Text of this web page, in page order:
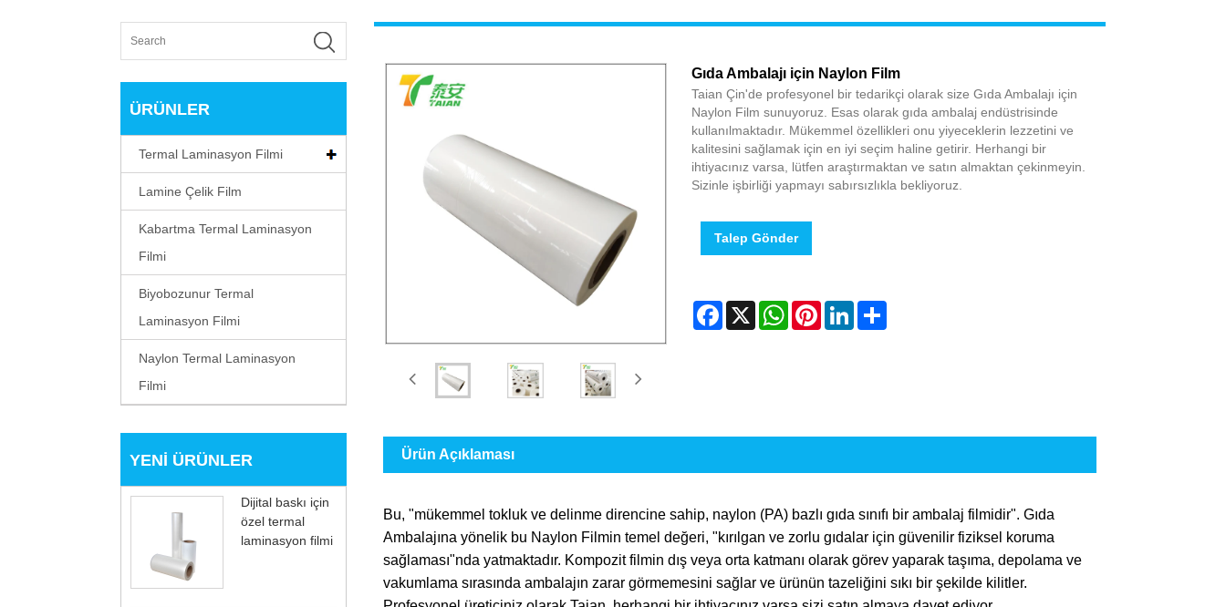
ÜRÜNLER
Termal Laminasyon Filmi
Lamine Çelik Film
Kabartma Termal Laminasyon
Filmi
Biyobozunur Termal
Laminasyon Filmi
Naylon Termal Laminasyon
Filmi
YENI ÜRÜNLER
Dijital baskı için
özel termal
laminasyon filmi
Gıda Ambalajı için Naylon Film
Taian Çin'de profesyonel bir tedarikçi olarak size Gıda Ambalajı için
Naylon Film sunuyoruz. Esas olarak gıda ambalaj endüstrisinde
kullanılmaktadır. Mükemmel özellikleri onu yiyeceklerin lezzetini ve
kalitesini sağlamak için en iyi seçim haline getirir. Herhangi bir
ihtiyacınız varsa, lütfen araştırmaktan ve satın almaktan çekinmeyin.
Sizinle işbirliği yapmayı sabırsızlıkla bekliyoruz.
Talep Gönder
Facebook
X WhatsAppPinterestLinkedInShare
Ürün Açıklaması
Bu, "mükemmel tokluk ve delinme direncine sahip, naylon (PA) bazlı gıda sınıfı bir ambalaj filmidir". Gıda
Ambalajına yönelik bu Naylon Filmin temel değeri, "kırılgan ve zorlu gıdalar için güvenilir fiziksel koruma
sağlaması"nda yatmaktadır. Kompozit filmin dış veya orta katmanı olarak görev yaparak taşıma, depolama ve
vakumlama sırasında ambalajın zarar görmemesini sağlar ve ürünün tazeliğini sıkı bir şekilde kilitler.